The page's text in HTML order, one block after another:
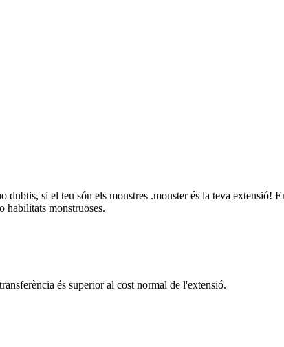
si el teu són els monstres .monster és la teva extensió!
habilitats monstruoses.
és superior al cost normal de l'extensió.